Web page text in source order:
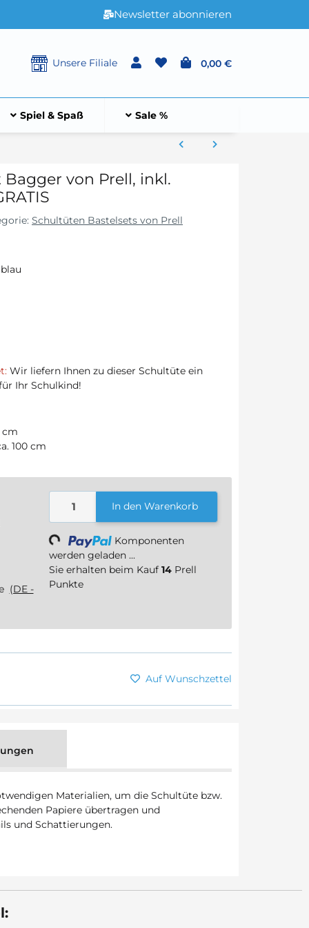
Newsletter abonnieren
Unsere Filiale 0,00 €
Spiel & Spaß Sale %
von Prell, inkl.
Schultüten Bastelsets von Prell
Wir liefern Ihnen zu dieser Schultüte ein
Ihr Schulkind!
cm
100 cm
(DE -
In den Warenkorb
Loading...
Komponenten
werden geladen ...
Sie erhalten beim Kauf 14 Prell
Punkte
Auf Wunschzettel
Materialien, um die Schultüte bzw.
Papiere übertragen und
und Schattierungen.